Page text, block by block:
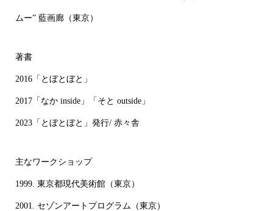
ムー” 藍画廊（東京）
著書
2016「とぼとぼと」
2017「なか inside」「そと outside」
2023「とぼとぼと」発行/ 赤々舎
主なワークショップ
1999. 東京都現代美術館（東京）
2001. セゾンアートプログラム（東京）